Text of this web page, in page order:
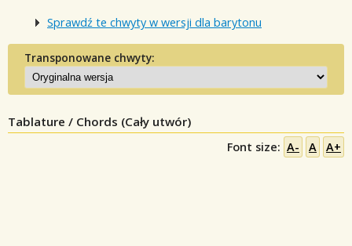
Sprawdź te chwyty w wersji dla barytonu
Transponowane chwyty:
Tablature / Chords (Cały utwór)
Font size: A- A A+